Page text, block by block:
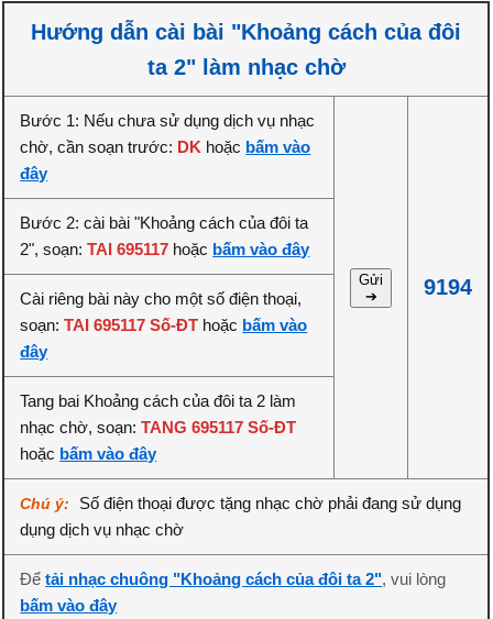
Hướng dẫn cài bài "Khoảng cách của đôi
ta 2" làm nhạc chờ
Bước 1: Nếu chưa sử dụng dịch vụ nhạc
chờ, cần soạn trước: DK hoặc bấm vào
đây
Gửi
➔
9194
Bước 2: cài bài "Khoảng cách của đôi ta
2", soạn:TAI 695117 hoặc bấm vào đây
Cài riêng bài này cho một số điện thoại,
soạn:TAI 695117 Số-ĐT hoặc bấm vào
đây
Tang bai Khoảng cách của đôi ta 2 làm
nhạc chờ, soạn:TANG 695117 Số-ĐT
hoặc bấm vào đây
Chú ý:
Số điện thoại được tặng nhạc chờ phải đang sử dụng
dụng dịch vụ nhạc chờ
Đểtải nhạc chuông "Khoảng cách của đôi ta 2", vui lòng
bấm vào đây